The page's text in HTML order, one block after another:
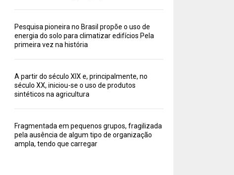
Pesquisa pioneira no Brasil propõe o uso de
energia do solo para climatizar edifícios Pela
primeira vez na história
A partir do século XIX e, principalmente, no
século XX, iniciou-se o uso de produtos
sintéticos na agricultura
Fragmentada em pequenos grupos, fragilizada
pela ausência de algum tipo de organização
ampla, tendo que carregar